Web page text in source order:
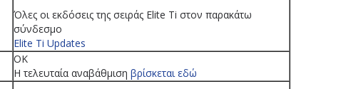
Όλες οι εκδόσεις της σειράς Elite Ti στον παρακάτω
σύνδεσμο
Elite Ti Updates
OK
Η τελευταία αναβάθμιση βρίσκεται εδώ